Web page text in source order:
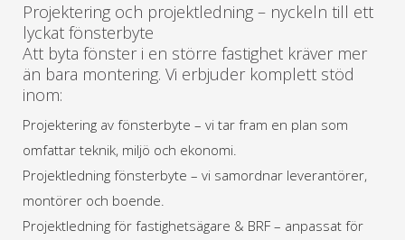
Projektering och projektledning – nyckeln till ett
lyckat fönsterbyte
Att byta fönster i en större fastighet kräver mer
än bara montering. Vi erbjuder komplett stöd
inom:
Projektering av fönsterbyte – vi tar fram en plan som
omfattar teknik, miljö och ekonomi.
Projektledning fönsterbyte – vi samordnar leverantörer,
montörer och boende.
Projektledning för fastighetsägare & BRF – anpassat för